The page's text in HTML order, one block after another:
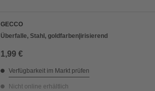
GECCO
Überfalle, Stahl, goldfarben|irisierend
1,99 €
Verfügbarkeit im Markt prüfen
Nicht online erhältlich